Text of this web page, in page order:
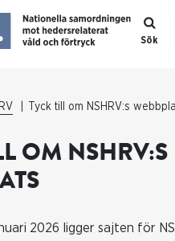
Sök
Tyck till om NSHRV:s
OM NSHRV:S
2026 ligger sajten för